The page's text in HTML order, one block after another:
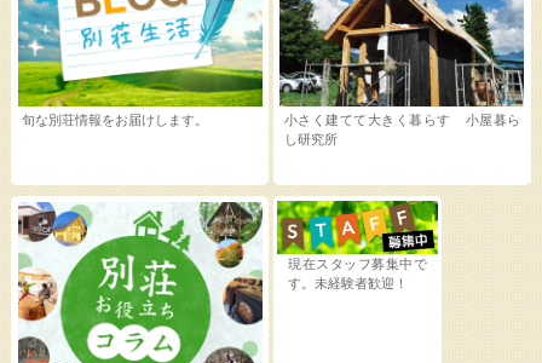
旬な別荘情報をお届けします。
小さく建てて大きく暮らす 小屋暮ら
し研究所
現在スタッフ募集中で
す。未経験者歓迎！